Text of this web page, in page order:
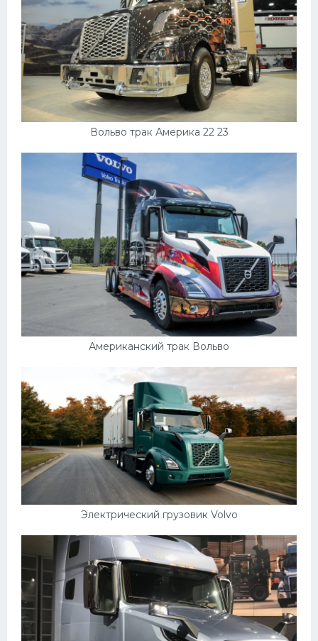
Вольво трак Америка 22 23
Американский трак Вольво
Электрический грузовик Volvo